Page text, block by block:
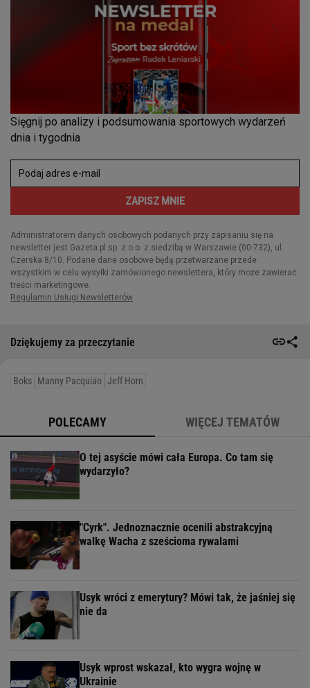
Dziękujemy za przeczytanie
Boks Manny Pacquiao Jeff Horn
POLECAMY WIĘCEJ TEMATÓW
O tej asyście mówi cała Europa. Co tam się
wydarzyło?
"Cyrk". Jednoznacznie ocenili abstrakcyjną
walkę Wacha z sześcioma rywalami
Usyk wróci z emerytury? Mówi tak, że jaśniej się
nie da
Usyk wprost wskazał, kto wygra wojnę w
Ukrainie